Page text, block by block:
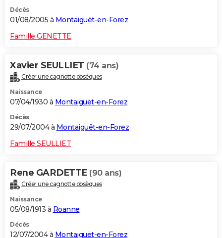
Décès
01/08/2005 à Montaiguët-en-Forez
Famille GENETTE
Xavier SEULLIET (74 ans)
Créer une cagnotte obsèques
Naissance
07/04/1930 à Montaiguët-en-Forez
Décès
29/07/2004 à Montaiguët-en-Forez
Famille SEULLIET
Rene GARDETTE (90 ans)
Créer une cagnotte obsèques
Naissance
05/08/1913 à Roanne
Décès
12/07/2004 à Montaiguët-en-Forez